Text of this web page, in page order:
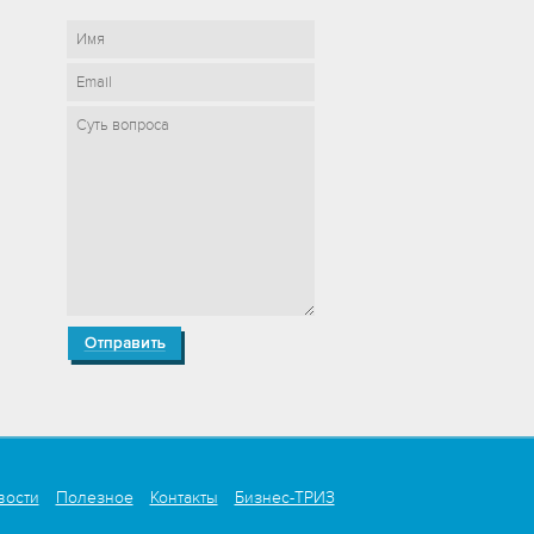
Полезное Контакты Бизнес-ТРИЗ